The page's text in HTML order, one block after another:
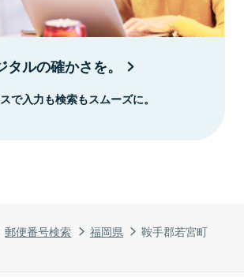
郵便番号検索 福岡県 鞍手郡若宮町
ルの確かさを。
で入力も検索もスムーズに。